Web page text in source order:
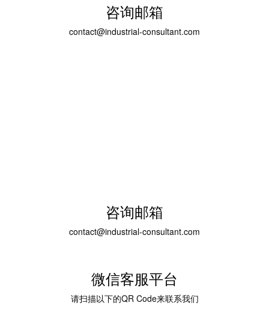
​咨询邮箱
contact@industrial-consultant.com
​咨询邮箱
contact@industrial-consultant.com
微信客服平台
请扫描以下的QR Code来联系我们